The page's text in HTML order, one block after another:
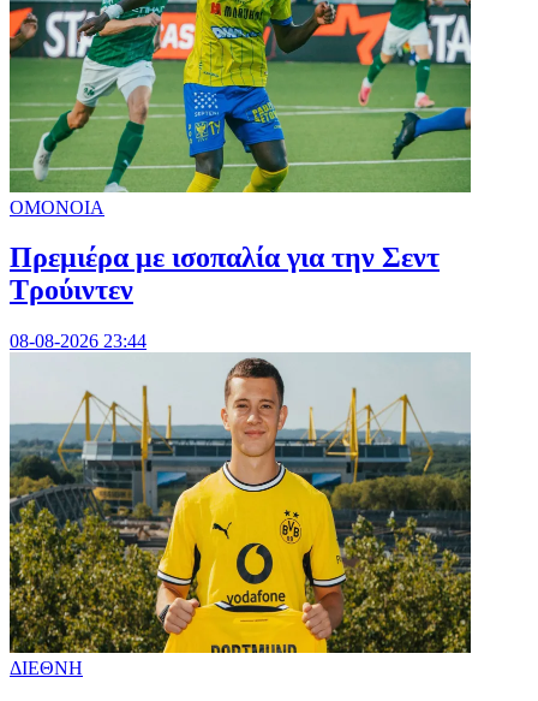
ΟΜΟΝΟΙΑ
Πρεμιέρα με ισοπαλία για την Σεντ
Τρούιντεν
08-08-2026 23:44
ΔΙΕΘΝΗ